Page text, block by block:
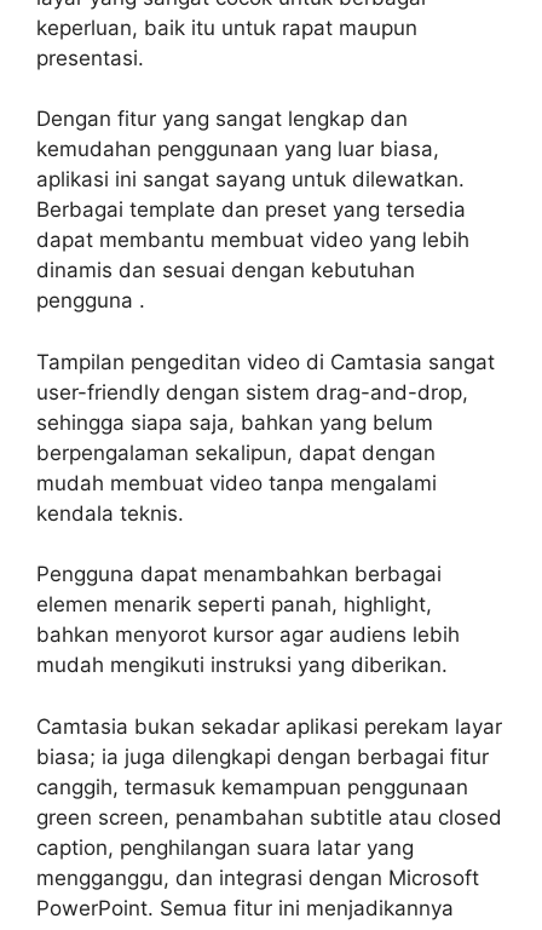
keperluan, baik itu untuk rapat maupun
presentasi.
Dengan fitur yang sangat lengkap dan
kemudahan penggunaan yang luar biasa,
aplikasi ini sangat sayang untuk dilewatkan.
Berbagai template dan preset yang tersedia
dapat membantu membuat video yang lebih
dinamis dan sesuai dengan kebutuhan
pengguna .
Tampilan pengeditan video di Camtasia sangat
user-friendly dengan sistem drag-and-drop,
sehingga siapa saja, bahkan yang belum
berpengalaman sekalipun, dapat dengan
mudah membuat video tanpa mengalami
kendala teknis.
Pengguna dapat menambahkan berbagai
elemen menarik seperti panah, highlight,
bahkan menyorot kursor agar audiens lebih
mudah mengikuti instruksi yang diberikan.
Camtasia bukan sekadar aplikasi perekam layar
biasa; ia juga dilengkapi dengan berbagai fitur
canggih, termasuk kemampuan penggunaan
green screen, penambahan subtitle atau closed
caption, penghilangan suara latar yang
mengganggu, dan integrasi dengan Microsoft
PowerPoint. Semua fitur ini menjadikannya